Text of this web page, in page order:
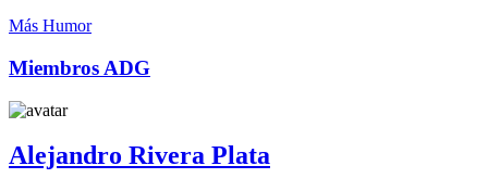
Más Humor
Miembros ADG
Alejandro Rivera Plata